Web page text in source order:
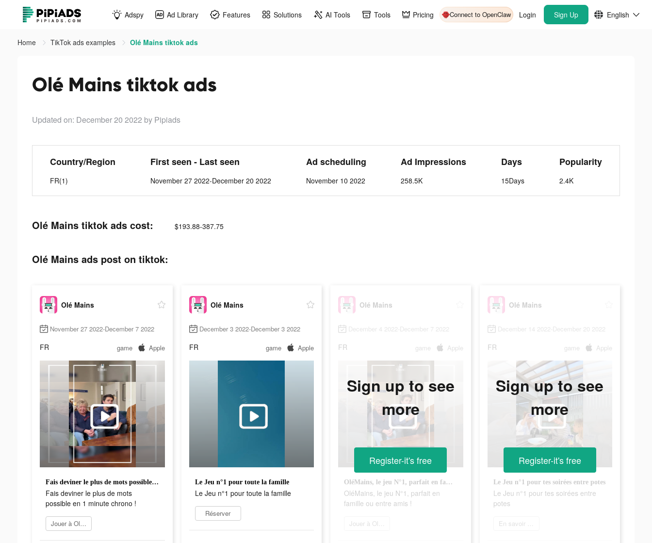
Adspy Ad Library Features Solutions AI Tools Tools Pricing Connect to OpenClaw Login Sign Up English
Home TikTok ads examples Olé Mains tiktok ads
Olé Mains tiktok ads
Updated on: December 20 2022 by Pipiads
Country/Region
FR(1)
First seen - Last seen
November 27 2022-December 20 2022
Ad scheduling
November 10 2022
Ad Impressions
258.5K
Days
15Days
Popularity
2.4K
Olé Mains tiktok ads cost: $193.88-387.75
Olé Mains ads post on tiktok:
Olé Mains
November 27 2022-December 7 2022
FR game Apple
Fais deviner le plus de mots possible en 1 minute chrono !
Fais deviner le plus de mots
possible en 1 minute chrono !
Jouer à Olé Mains
Olé Mains
December 3 2022-December 3 2022
FR game Apple
Le Jeu n°1 pour toute la famille
Le Jeu n°1 pour toute la famille
Réserver
Olé Mains
December 4 2022-December 7 2022
FR game Apple
OléMains, le jeu N°1, parfait en famille ou entre amis !
OléMains, le jeu N°1, parfait en
famille ou entre amis !
Jouer à Olé Mains
Sign up to see
more
Register-it's free
Olé Mains
December 14 2022-December 20 2022
FR game Apple
Le Jeu n°1 pour tes soirées entre potes
Le Jeu n°1 pour tes soirées entre
potes
En savoir plus
Sign up to see
more
Register-it's free